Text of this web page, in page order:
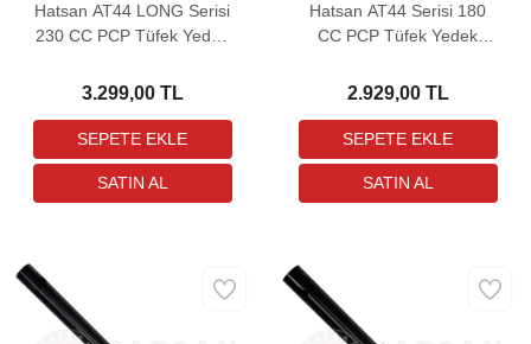
Hatsan AT44 LONG Serisi
230 CC PCP Tüfek Yedek
3.299,00 TL
Hatsan AT44 Serisi 180
CC PCP Tüfek Yedek
2.929,00 TL